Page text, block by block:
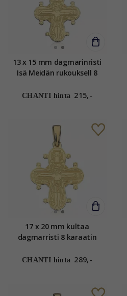
13 x 15 mm dagmarinristi
Isä Meidän rukouksell 8
CHANTI hinta 215,-
17 x 20 mm kultaa
dagmarristi 8 karaatin
CHANTI hinta 289,-